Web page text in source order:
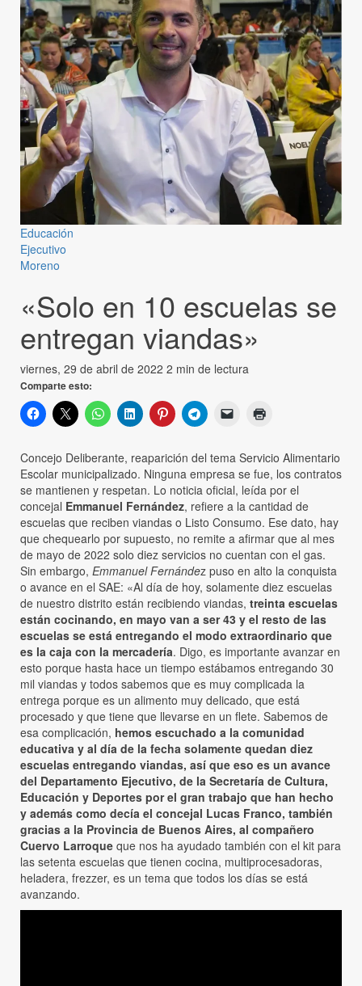
Educación
Ejecutivo
Moreno
«Solo en 10 escuelas se
entregan viandas»
viernes, 29 de abril de 2022 2 min de lectura
Comparte esto:
Concejo Deliberante, reaparición del tema Servicio Alimentario
Escolar municipalizado. Ninguna empresa se fue, los contratos
se mantienen y respetan. Lo noticia oficial, leída por el
concejal Emmanuel Fernández, refiere a la cantidad de
escuelas que reciben viandas o Listo Consumo. Ese dato, hay
que chequearlo por supuesto, no remite a afirmar que al mes
de mayo de 2022 solo diez servicios no cuentan con el gas.
Sin embargo, Emmanuel Fernández puso en alto la conquista
o avance en el SAE: «Al día de hoy, solamente diez escuelas
de nuestro distrito están recibiendo viandas, treinta escuelas
están cocinando, en mayo van a ser 43 y el resto de las
escuelas se está entregando el modo extraordinario que
es la caja con la mercadería. Digo, es importante avanzar en
esto porque hasta hace un tiempo estábamos entregando 30
mil viandas y todos sabemos que es muy complicada la
entrega porque es un alimento muy delicado, que está
procesado y que tiene que llevarse en un flete. Sabemos de
esa complicación, hemos escuchado a la comunidad
educativa y al día de la fecha solamente quedan diez
escuelas entregando viandas, así que eso es un avance
del Departamento Ejecutivo, de la Secretaría de Cultura,
Educación y Deportes por el gran trabajo que han hecho
y además como decía el concejal Lucas Franco, también
gracias a la Provincia de Buenos Aires, al compañero
Cuervo Larroque que nos ha ayudado también con el kit para
las setenta escuelas que tienen cocina, multiprocesadoras,
heladera, frezzer, es un tema que todos los días se está
avanzando.